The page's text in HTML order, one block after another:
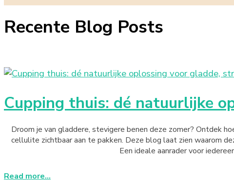
Recente Blog Posts
Cupping thuis: dé natuurlijke
Droom je van gladdere, stevigere benen deze zomer? Ontdek
cellulite zichtbaar aan te pakken. Deze blog laat zien waarom
Een ideale aanrader voor
Read more...